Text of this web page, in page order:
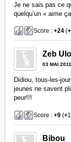
Je ne sais pas ce
quelqu’un « aime
Score :+24 (+
Zeb
03 MAI 2011
Didiou, tous-les-
jeunes ne savent
peur!!!
Score :+9 (+
Bibou